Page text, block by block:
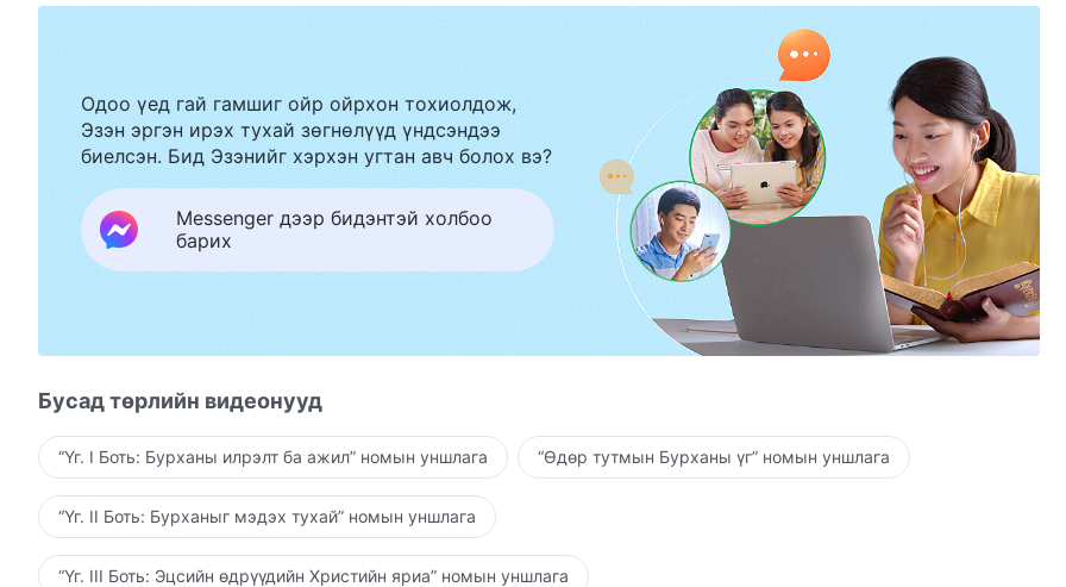
Одоо үед гай гамшиг ойр ойрхон тохиолдож,
Эзэн эргэн ирэх тухай зөгнөлүүд үндсэндээ
биелсэн. Бид Эзэнийг хэрхэн угтан авч болох вэ?
Messenger дээр бидэнтэй холбоо
барих
Бусад төрлийн видеонууд
“Үг. I Боть: Бурханы илрэлт ба ажил” номын уншлага “Өдөр тутмын Бурханы үг” номын уншлага
“Үг. II Боть: Бурханыг мэдэх тухай” номын уншлага
“Үг. III Боть: Эцсийн өдрүүдийн Христийн яриа” номын уншлага